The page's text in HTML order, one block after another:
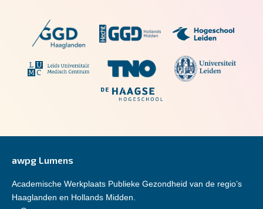
awpg Lumens
Academische Werkplaats Publieke Gezondheid van de regio’s
Haaglanden en Hollands Midden.